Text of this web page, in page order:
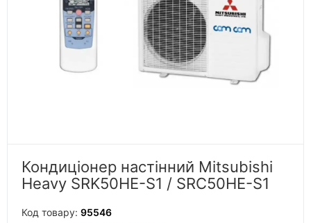
Кондиціонер настінний Mitsubishi
Heavy SRK50HE-S1 / SRС50HE-S1
Код товару: 95546